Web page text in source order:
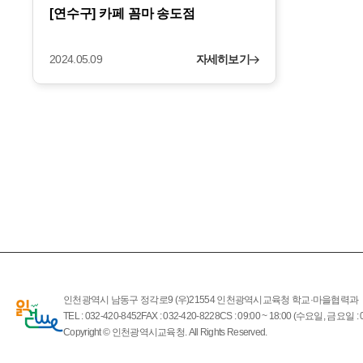
[연수구] 카페 꼼마 송도점
2024.05.09 자세히보기
인천광역시 남동구 정각로9 (우)21554 인천광역시교육청 학교·마을협력과
TEL : 032-420-8452FAX : 032-420-8228CS : 09:00 ~ 18:00 (수요일, 금요일 :
Copyright © 인천광역시교육청. All Rights Reserved.